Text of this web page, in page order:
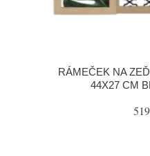
RÁMEČEK NA
44X27 CM